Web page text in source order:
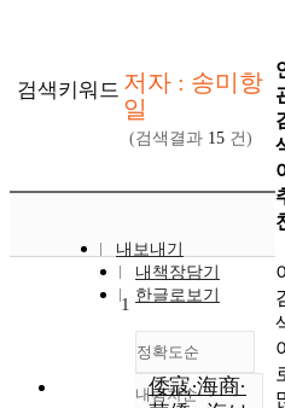
검색키워드 저자 : 송미항
일
(검색결과 15 건)
내보내기
내책장담기
한글로보기
정확도순
정확도
내림차순
1
倭寇·海商·